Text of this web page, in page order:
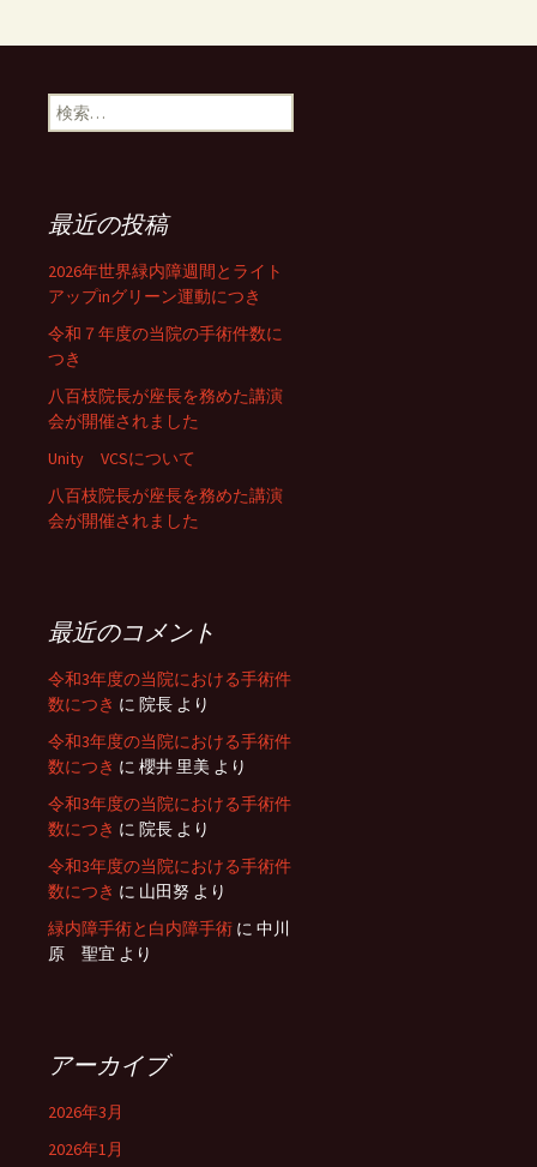
検
索:
最近の投稿
2026年世界緑内障週間とライト
アップinグリーン運動につき
令和７年度の当院の手術件数に
つき
八百枝院長が座長を務めた講演
会が開催されました
Unity VCSについて
八百枝院長が座長を務めた講演
会が開催されました
最近のコメント
令和3年度の当院における手術件
数につき に 院長 より
令和3年度の当院における手術件
数につき に 櫻井 里美 より
令和3年度の当院における手術件
数につき に 院長 より
令和3年度の当院における手術件
数につき に 山田努 より
緑内障手術と白内障手術 に 中川
原 聖宜 より
アーカイブ
2026年3月
2026年1月